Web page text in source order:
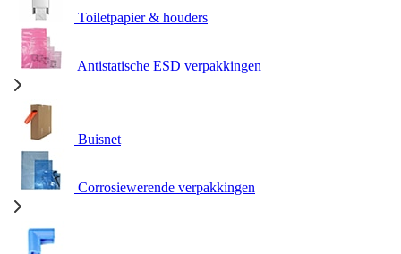
Toiletpapier & houders
Antistatische ESD verpakkingen
Buisnet
Corrosiewerende verpakkingen